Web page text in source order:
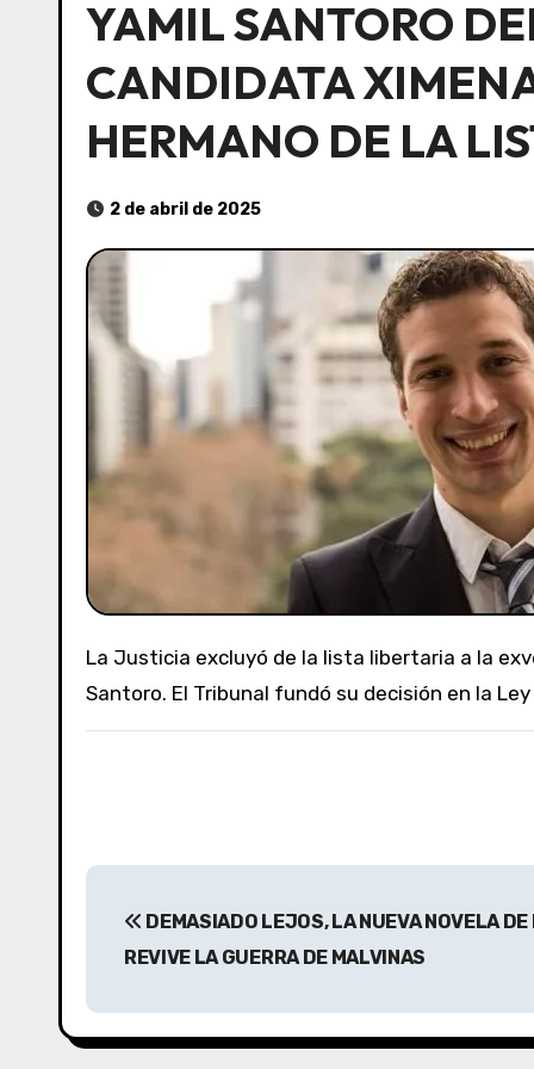
YAMIL SANTORO
CANDIDATA
HERMANO DE LA
2 de abril de 2025
La Justicia excluyó de la lista libertaria a la exvecina de Cristina Kirchner luego de reacomodar las candidaturas tras la renuncia del hermano de Yamil
Santoro. El Tribunal fundó su decisión en la
N
e
DEMASIADO LEJOS, LA NUEVA NOVELA
REVIVE LA GUERRA DE MALVINAS